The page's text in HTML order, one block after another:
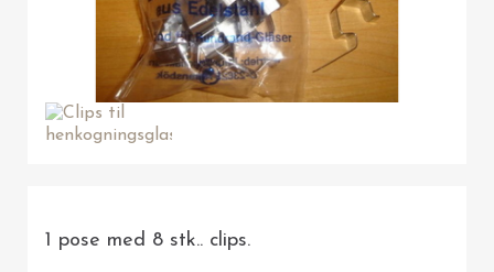
1 pose med 8 stk.. clips.